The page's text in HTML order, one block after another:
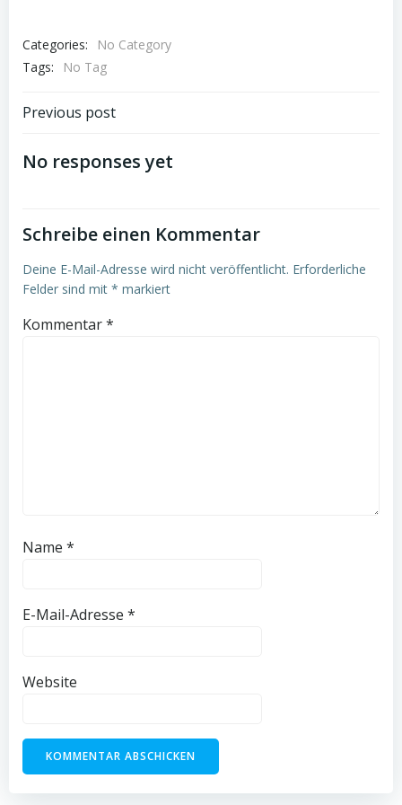
Categories:
No Category
Tags:
No Tag
Post
navigation
Previous post
No responses yet
Schreibe einen Kommentar
Deine E-Mail-Adresse wird nicht veröffentlicht. Erforderliche
Felder sind mit * markiert
Kommentar*
Name *
E-Mail-Adresse *
Website